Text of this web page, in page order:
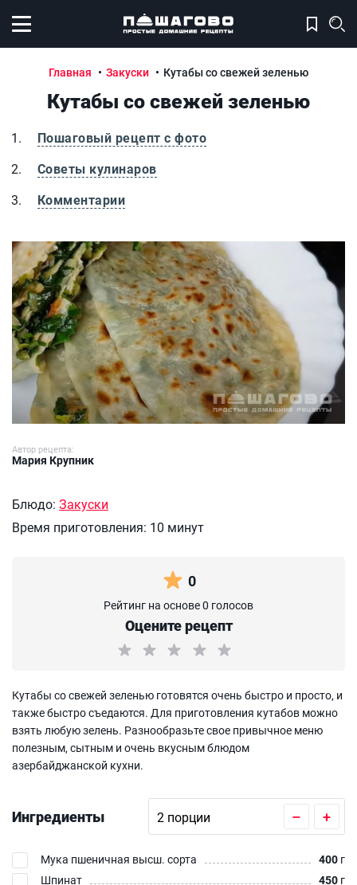
Открыть меню
Главная Закуски Кутабы со свежей зеленью
Кутабы со свежей зеленью
Пошаговый рецепт с фото
Советы кулинаров
Комментарии
Кутабы со свежей зеленью
Автор рецепта:
Мария Крупник
Блюдо: Закуски
Время приготовления: 10 минут
0
Рейтинг на основе 0 голосов
Оцените рецепт
Кутабы со свежей зеленью готовятся очень быстро и просто, и
также быстро съедаются. Для приготовления кутабов можно
взять любую зелень. Разнообразьте свое привычное меню
полезным, сытным и очень вкусным блюдом
азербайджанской кухни.
Ингредиенты – +
Мука пшеничная высш. сорта 400 г
Шпинат
450 г